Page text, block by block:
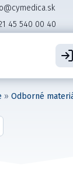
45 540 00 40
» Odborné